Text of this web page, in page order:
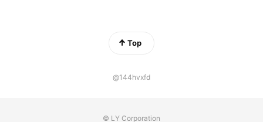
Top
@144hvxfd
© LY Corporation